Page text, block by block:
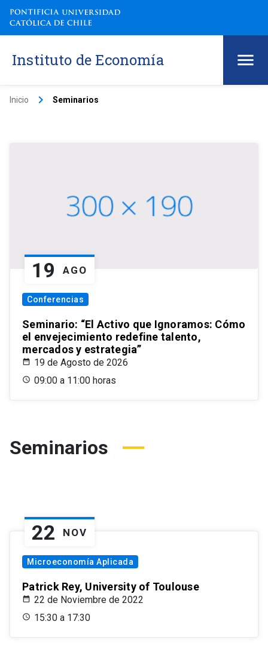
Instituto de Economía
Inicio keyboard_arrow_right Seminarios
19 AGO
Conferencias
Seminario: “El Activo que Ignoramos: Cómo
el envejecimiento redefine talento,
mercados y estrategia”
19 de Agosto de 2026
09:00 a 11:00 horas
Seminarios
22 NOV
Microeconomía Aplicada
Patrick Rey, University of Toulouse
22 de Noviembre de 2022
15:30 a 17:30